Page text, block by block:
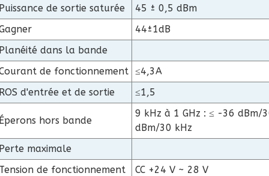
Puissance de sortie saturée
45 ± 0,5 dBm
44±1dB
Planéité dans la bande
de fonctionnement ≤4,3A
ROS d'entrée et de sortie
≤1,5
Éperons hors bande
9 kHz à 1 GHz : ≤ -36 dBm/
dBm/30 kHz
Perte maximale
Tension de fonctionnement
CC +24 V ~ 28 V